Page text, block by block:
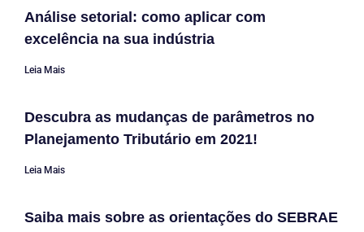
Análise setorial: como aplicar com
excelência na sua indústria
Leia Mais
Descubra as mudanças de parâmetros no
Planejamento Tributário em 2021!
Leia Mais
Saiba mais sobre as orientações do SEBRAE